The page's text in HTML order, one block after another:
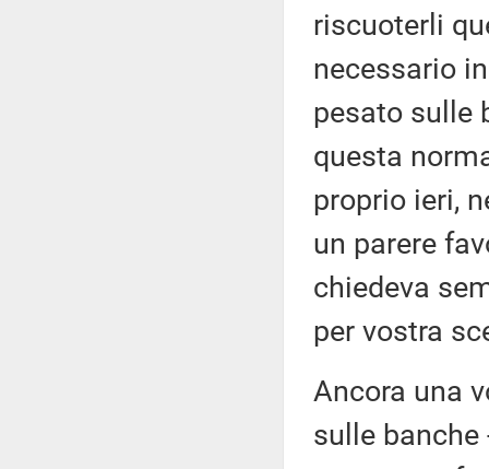
riscuoterli
necessario
pesato sulle
questa
proprio ieri,
un parere
chiedeva
per vostra
Ancora una
sulle